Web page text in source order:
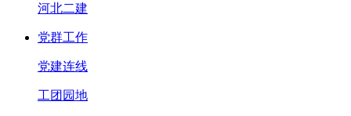
河北二建
党群工作
党建连线
工团园地